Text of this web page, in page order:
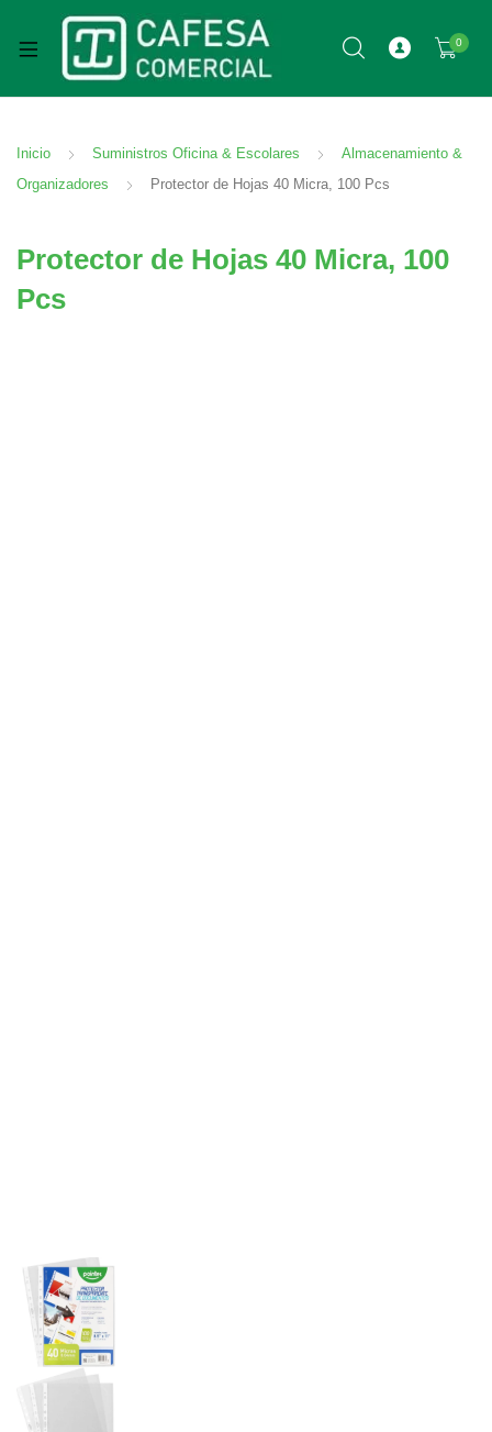
0
Inicio Suministros Oficina & Escolares
Almacenamiento &
Organizadores
Protector de Hojas 40 Micra, 100 Pcs
Protector de Hojas 40 Micra, 100
Pcs